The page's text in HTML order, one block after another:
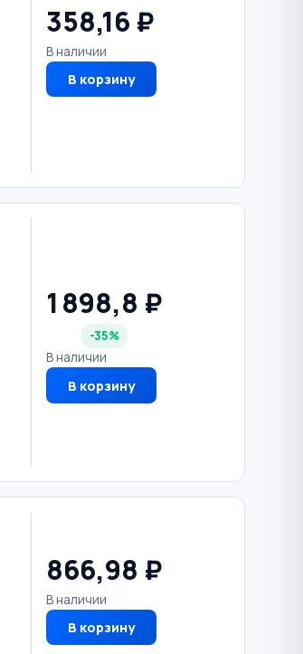
358,16 ₽
В наличии
В корзину
1 898,8 ₽
-35%
В наличии
В корзину
866,98 ₽
В наличии
В корзину